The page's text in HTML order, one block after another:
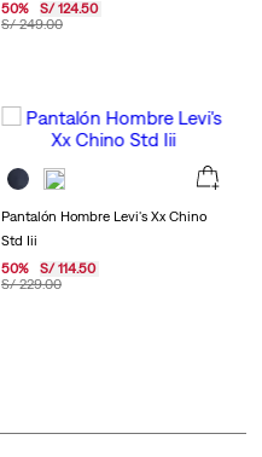
S/ 249.00
50% S/ 124.50
Pantalón Hombre Levi's Xx Chino
Std Iii
S/ 229.00
50% S/ 114.50